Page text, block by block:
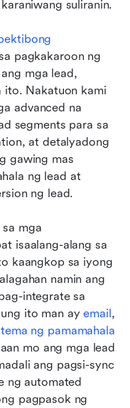
suliranin.
pagkakaroon ng
mga lead,
ito. Nakatuon kami
advanced na
segments para sa
at detalyadong
gawing mas
ng lead at
ng lead.
sa mga
isaalang-alang sa
kaangkop sa iyong
namin ang
integrate sa
ito man ay email
ng pamamahala
mo ang mga lead
ang pagsi-sync
ng automated
pagpasok ng